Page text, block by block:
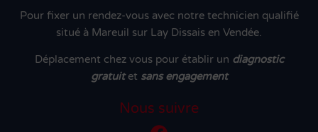
Pour fixer un rendez-vous avec notre technicien qualifié
situé à Mareuil sur Lay Dissais en Vendée.
Déplacement chez vous pour établir un diagnostic
gratuitet sans engagement
Nous suivre